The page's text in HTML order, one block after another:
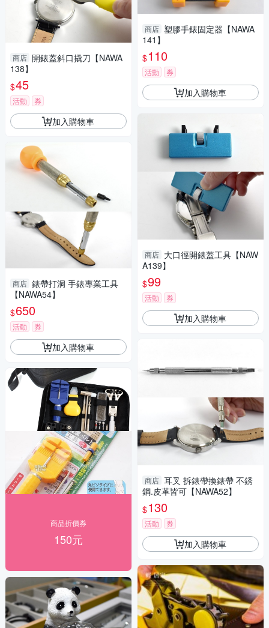
商店 開錶蓋斜口撬刀【NAWA
138】
$45
活動 券
加入購物車
商店 錶帶打洞 手錶專業工具
【NAWA54】
$650
活動 券
加入購物車
商品折價券
150元
商店 塑膠手錶固定器【NAWA
141】
$110
活動 券
加入購物車
商店 大口徑開錶蓋工具【NAW
A139】
$99
活動 券
加入購物車
商店 耳叉 拆錶帶換錶帶 不銹
鋼.皮革皆可【NAWA52】
$130
活動 券
加入購物車